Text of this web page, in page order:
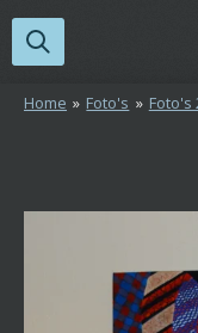
Ga
direct
deHome » Foto's » Foto's